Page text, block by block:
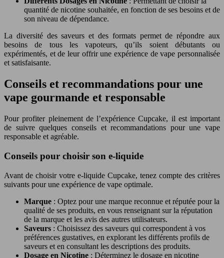
quantité de nicotine souhaitée, en fonction de ses besoins et de
son niveau de dépendance.
La diversité des saveurs et des formats permet de répondre aux
besoins de tous les vapoteurs, qu’ils soient débutants ou
expérimentés, et de leur offrir une expérience de vape personnalisée
et satisfaisante.
Conseils et recommandations pour une
vape gourmande et responsable
Pour profiter pleinement de l’expérience Cupcake, il est important
de suivre quelques conseils et recommandations pour une vape
responsable et agréable.
Conseils pour choisir son e-liquide
Avant de choisir votre e-liquide Cupcake, tenez compte des critères
suivants pour une expérience de vape optimale.
Marque : Optez pour une marque reconnue et réputée pour la
qualité de ses produits, en vous renseignant sur la réputation
de la marque et les avis des autres utilisateurs.
Saveurs : Choisissez des saveurs qui correspondent à vos
préférences gustatives, en explorant les différents profils de
saveurs et en consultant les descriptions des produits.
Dosage en Nicotine : Déterminez le dosage en nicotine